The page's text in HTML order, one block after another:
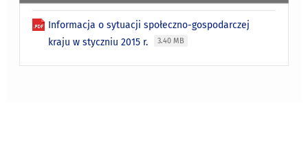
Informacja o sytuacji społeczno-gospodarczej
kraju w styczniu 2015 r.
3.40 MB